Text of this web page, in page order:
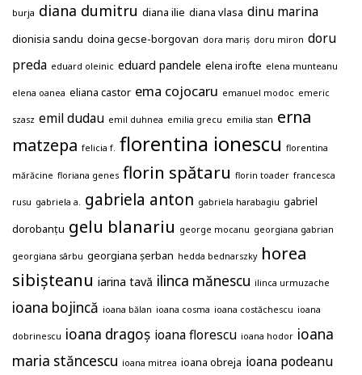
burja diana dumitru diana ilie diana vlasa dinu marina
dionisia sandu doina gecse-borgovan dora mariș doru miron doru
preda eduard oleinic eduard pandele elena irofte elena munteanu
elena oanea eliana castor ema cojocaru emanuel modoc emeric
szasz emil dudau emil duhnea emilia grecu emilia stan erna
matzepa felicia f. florentina ionescu florentina
mărăcine floriana genes florin spătaru florin toader francesca
rusu gabriela a. gabriela anton gabriela harabagiu gabriel
dorobanțu gelu blanariu george mocanu georgiana gabrian
georgiana sârbu georgiana șerban hedda bednarszky horea
sibișteanu iarina tavă ilinca mănescu ilinca urmuzache
ioana bojincă ioana bălan ioana cosma ioana costăchescu ioana
dobrinescu ioana dragoș ioana florescu ioana hodor ioana
maria stăncescu ioana mitrea ioana obreja ioana podeanu